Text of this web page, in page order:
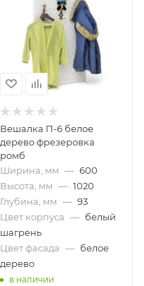
Вешалка П-6 белое
дерево фрезеровка
ромб
Ширина, мм — 600
Высота, мм — 1020
Глубина, мм — 93
Цвет корпуса — белый
шагрень
Цвет фасада — белое
дерево
в наличии